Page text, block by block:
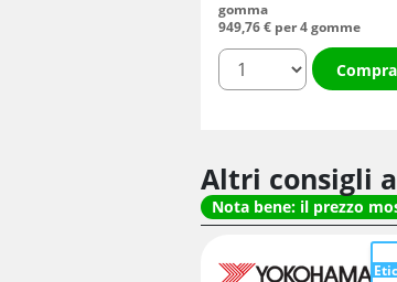
gomma
949,76€ per 4 gomme
quantità
Compra
Altri consigli
Nota bene: il prezzo